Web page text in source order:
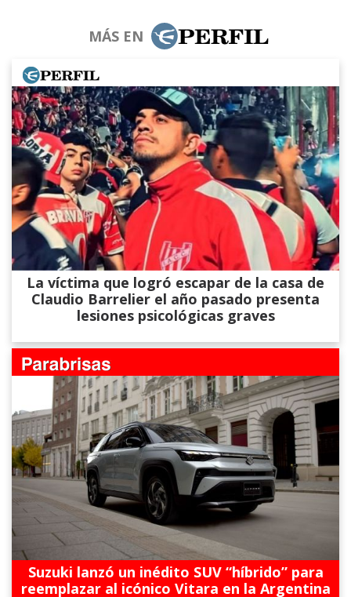
MÁS EN
La víctima que logró escapar de la casa de
Claudio Barrelier el año pasado presenta
lesiones psicológicas graves
Suzuki lanzó un inédito SUV “híbrido” para
reemplazar al icónico Vitara en la Argentina